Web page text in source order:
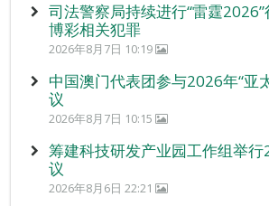
司法警察局持续进行“雷霆
博彩相关犯罪
2026年8月7日 10:19
中国澳门代表团参与2026年“亚
议
2026年8月7日 10:15
筹建科技研发产业园工作组举
议
2026年8月6日 22:21